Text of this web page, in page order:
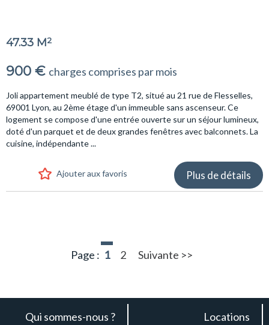
47.33 M2
900 € charges comprises par mois
Joli appartement meublé de type T2, situé au 21 rue de Flesselles,
69001 Lyon, au 2ème étage d'un immeuble sans ascenseur. Ce
logement se compose d'une entrée ouverte sur un séjour lumineux,
doté d'un parquet et de deux grandes fenêtres avec balconnets. La
cuisine, indépendante ...
Ajouter aux favoris Plus de détails
Page : 1 2 Suivante >>
Qui sommes-nous ? Locations